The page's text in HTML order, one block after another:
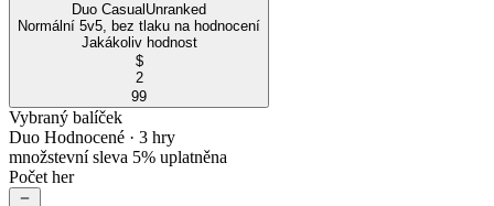
Duo Casual Unranked
Normální 5v5, bez tlaku na hodnocení
Jakákoliv hodnost
$
2
99
Vybraný balíček
Duo Hodnocené · 3 hry
množstevní sleva 5% uplatněna
Počet her